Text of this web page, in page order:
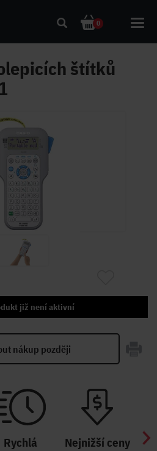
0
štítků
již není aktivní
nákup později
Rychlá
Nejnižší ceny